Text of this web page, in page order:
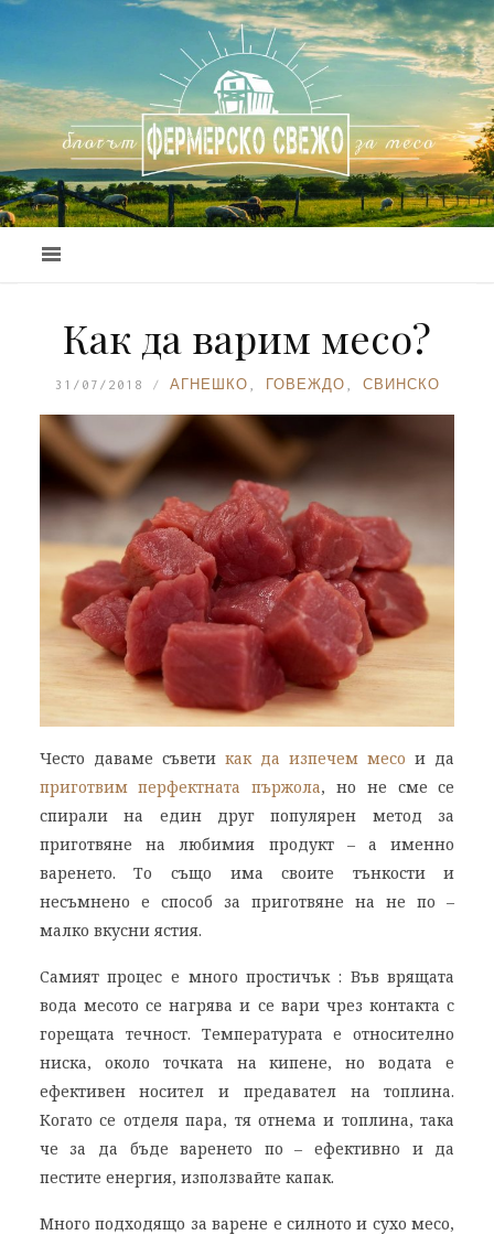
Как да варим месо?
31/07/2018 АГНЕШКО ГОВЕЖДО СВИНСКО
Често даваме съвети как да изпечем месо и да
приготвим перфектната пържола, но не сме се
спирали на един друг популярен метод за
приготвяне на любимия продукт – а именно
варенето. То също има своите тънкости и
несъмнено е способ за приготвяне на не по –
малко вкусни ястия.
Самият процес е много простичък : Във врящата
вода месото се нагрява и се вари чрез контакта с
горещата течност. Температурата е относително
ниска, около точката на кипене, но водата е
ефективен носител и предавател на топлина.
Когато се отделя пара, тя отнема и топлина, така
че за да бъде варенето по – ефективно и да
пестите енергия, използвайте капак.
Много подходящо за варене е силното и сухо месо,